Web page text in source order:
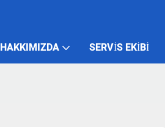
HAKKIMIZDA SERVIS EKIBI